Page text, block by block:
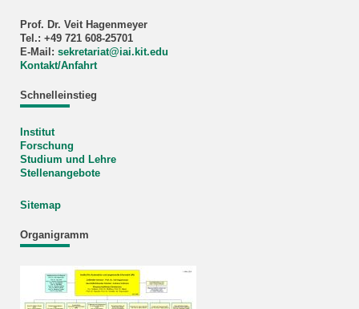
Prof. Dr. Veit Hagenmeyer
Tel.: +49 721 608-25701
E-Mail: sekretariat@iai.kit.edu
Kontakt/Anfahrt
Schnelleinstieg
Institut
Forschung
Studium und Lehre
Stellenangebote
Sitemap
Organigramm